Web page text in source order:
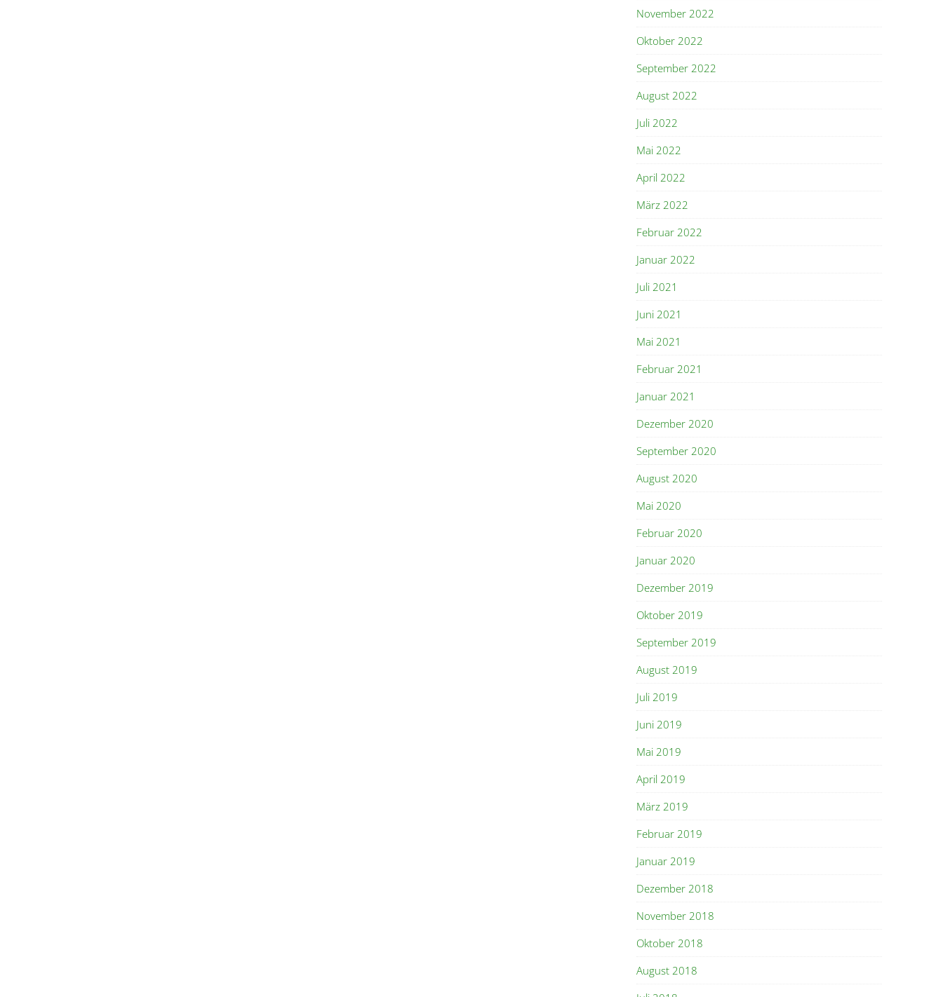
November 2022
Oktober 2022
September 2022
August 2022
Juli 2022
Mai 2022
April 2022
März 2022
Februar 2022
Januar 2022
Juli 2021
Juni 2021
Mai 2021
Februar 2021
Januar 2021
Dezember 2020
September 2020
August 2020
Mai 2020
Februar 2020
Januar 2020
Dezember 2019
Oktober 2019
September 2019
August 2019
Juli 2019
Juni 2019
Mai 2019
April 2019
März 2019
Februar 2019
Januar 2019
Dezember 2018
November 2018
Oktober 2018
August 2018